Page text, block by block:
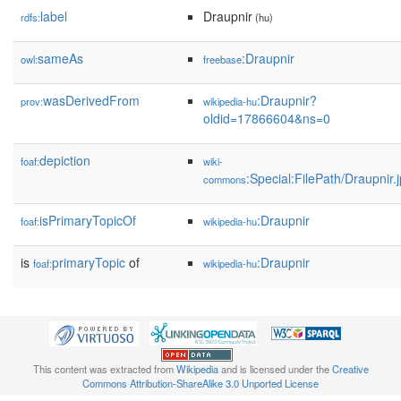
rdfs:label Draupnir(hu)
owl:sameAs freebase:Draupnir
prov:wasDerivedFrom wikipedia-hu:Draupnir?
oldid=17866604&ns=0
foaf:depiction
wiki-
commons:Special:FilePath/
foaf:isPrimaryTopicOf wikipedia-hu:Draupnir
is foaf:primaryTopic of wikipedia-hu:Draupnir
This content was extracted fromWikipediaand is licensed under theCreative
Commons Attribution-ShareAlike 3.0 Unported License